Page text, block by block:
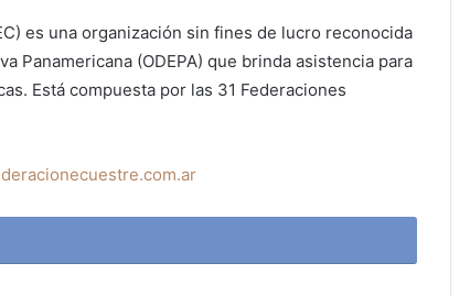
es una organización sin fines de lucro reconocida
Panamericana (ODEPA) que brinda asistencia para
Está compuesta por las 31 Federaciones